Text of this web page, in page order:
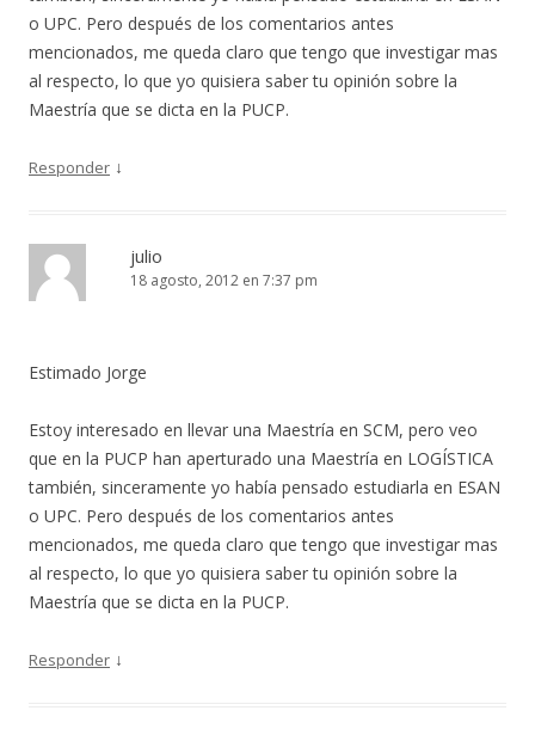
o UPC. Pero después de los comentarios antes
mencionados, me queda claro que tengo que investigar mas
al respecto, lo que yo quisiera saber tu opinión sobre la
Maestría que se dicta en la PUCP.
Responder ↓
julio
18 agosto, 2012 en 7:37 pm
Estimado Jorge
Estoy interesado en llevar una Maestría en SCM, pero veo
que en la PUCP han aperturado una Maestría en LOGÍSTICA
también, sinceramente yo había pensado estudiarla en ESAN
o UPC. Pero después de los comentarios antes
mencionados, me queda claro que tengo que investigar mas
al respecto, lo que yo quisiera saber tu opinión sobre la
Maestría que se dicta en la PUCP.
Responder ↓